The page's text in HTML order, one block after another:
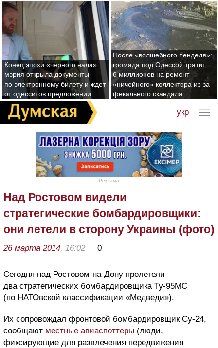
Конец эпохи «черного нала»:
мэрия открыла документы
по электронному билету и ждет
от одесситов предложений
После «волшебного пенделя»:
громада под Одессой тратит
6 миллионов на ремонт
«ничейного» коллектора из-за
фекального скандала
укр
Реклама
Над Ростовом видели
стратегические бомбардировщики:
они летели в сторону Украины (фото)
26 марта 2014, 16:02 0
Сегодня над Ростовом-на-Дону пролетели
два стратегических бомбардировщика Ту-95МС
(по НАТОвской классификации «Медведи»).
Их сопровождал фронтовой бомбардировщик Су-24,
сообщают местные авиаспоттеры (люди,
фиксирующие для развлечения передвижения